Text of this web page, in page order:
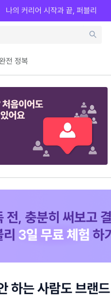
전 정복
나의 커리어 시작과 끝, 퍼블리
하는 사람도 브랜